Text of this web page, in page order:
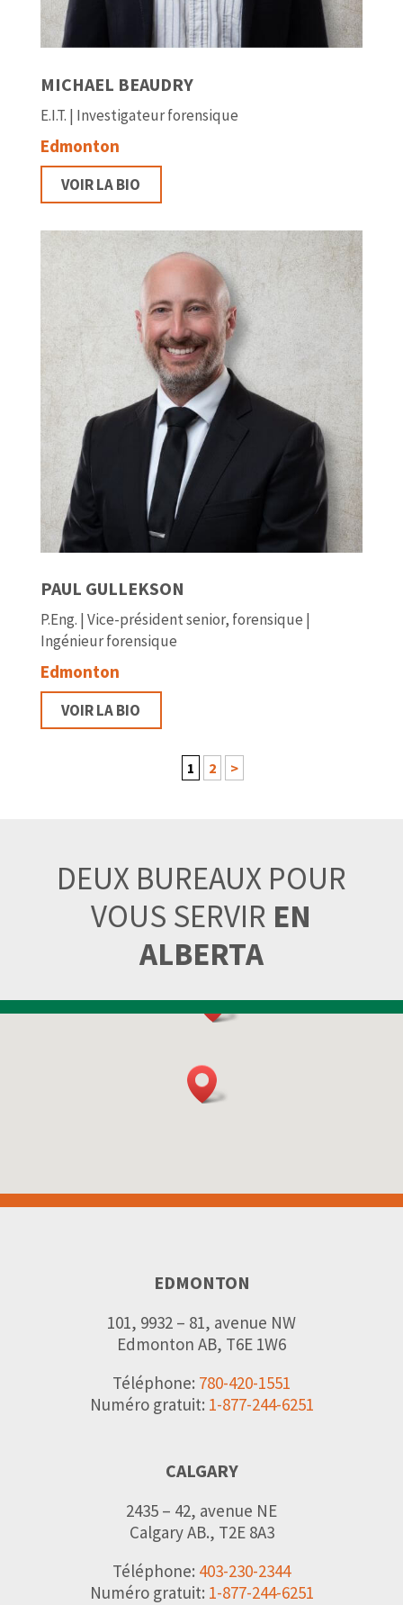
MICHAEL BEAUDRY
E.I.T. | Investigateur forensique
Edmonton
VOIR LA BIO
PAUL GULLEKSON
P.Eng. | Vice-président senior, forensique |
Ingénieur forensique
Edmonton
VOIR LA BIO
1 2 >
DEUX BUREAUX POUR
VOUS SERVIR EN
ALBERTA
EDMONTON
101, 9932 – 81, avenue NW
Edmonton AB, T6E 1W6
Téléphone: 780-420-1551
Numéro gratuit: 1-877-244-6251
CALGARY
2435 – 42, avenue NE
Calgary AB., T2E 8A3
Téléphone: 403-230-2344
Numéro gratuit: 1-877-244-6251